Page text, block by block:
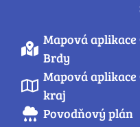
Mapová aplikace
Brdy
Mapová aplikace
kraj
Povodňový plán